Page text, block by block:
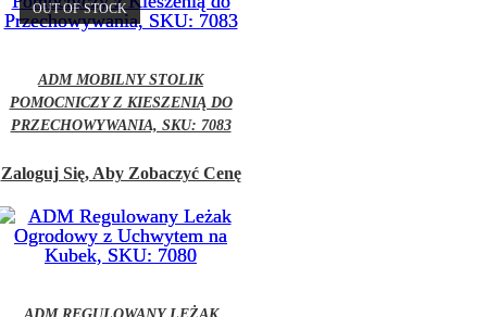
OUT OF STOCK
ADM MOBILNY STOLIK
POMOCNICZY Z KIESZENIĄ DO
PRZECHOWYWANIA, SKU: 7083
Zaloguj Się, Aby Zobaczyć Cenę